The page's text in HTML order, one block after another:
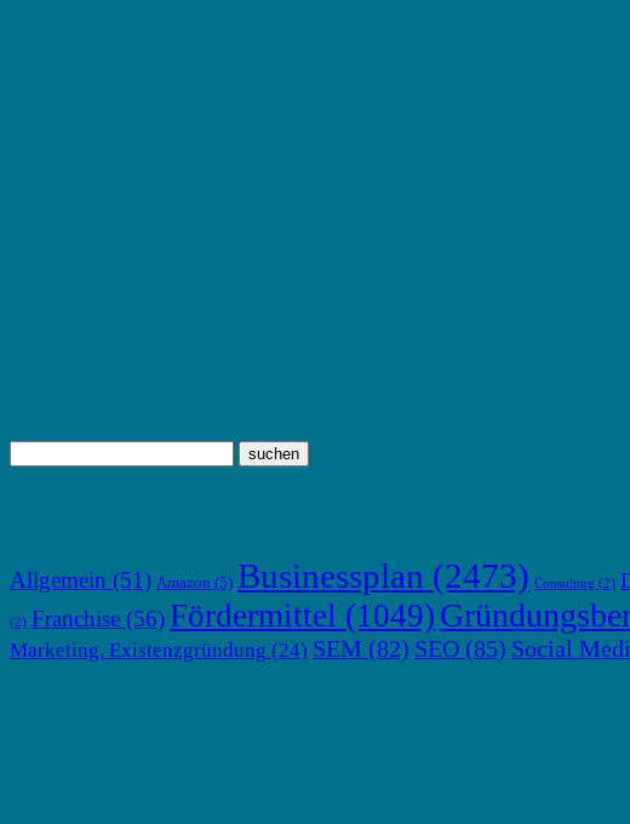
Allgemein (51) Amazon (5) Businessplan (2473) Consulting (2)
(2) Franchise (56) Fördermittel (1049)
Marketing. Existenzgründung (24) SEM (82) SEO (85) Social